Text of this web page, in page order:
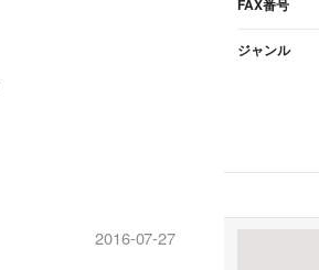
2016-07-27
FAX番号
ジャンル